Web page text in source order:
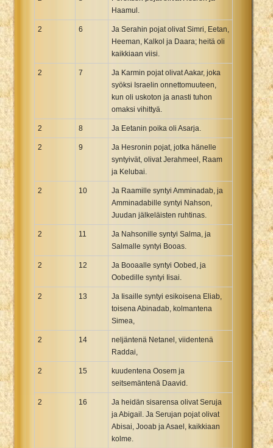
Haamul.
2 6
Ja Serahin pojat olivat Simri, Eetan,
Heeman, Kalkol ja Daara; heitä oli
kaikkiaan viisi.
2 7
Ja Karmin pojat olivat Aakar, joka
syöksi Israelin onnettomuuteen,
kun oli uskoton ja anasti tuhon
omaksi vihittyä.
2 8 Ja Eetanin poika oli Asarja.
2 9
Ja Hesronin pojat, jotka hänelle
syntyivät, olivat Jerahmeel, Raam
ja Kelubai.
2 10
Ja Raamille syntyi Amminadab, ja
Amminadabille syntyi Nahson,
Juudan jälkeläisten ruhtinas.
2 11
Ja Nahsonille syntyi Salma, ja
Salmalle syntyi Booas.
2 12
Ja Booaalle syntyi Oobed, ja
Oobedille syntyi Iisai.
2 13
Ja Iisaille syntyi esikoisena Eliab,
toisena Abinadab, kolmantena
Simea,
2 14
neljäntenä Netanel, viidentenä
Raddai,
2 15
kuudentena Oosem ja
seitsemäntenä Daavid.
2 16
Ja heidän sisarensa olivat Seruja
ja Abigail. Ja Serujan pojat olivat
Abisai, Jooab ja Asael, kaikkiaan
kolme.